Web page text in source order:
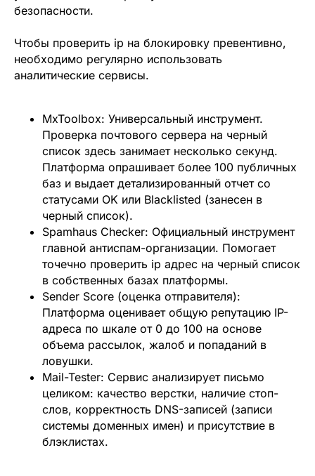
безопасности.
Чтобы проверить ip на блокировку превентивно,
необходимо регулярно использовать
аналитические сервисы.
MxToolbox: Универсальный инструмент.
Проверка почтового сервера на черный
список здесь занимает несколько секунд.
Платформа опрашивает более 100 публичных
баз и выдает детализированный отчет со
статусами OK или Blacklisted (занесен в
черный список).
Spamhaus Checker: Официальный инструмент
главной антиспам-организации. Помогает
точечно проверить ip адрес на черный список
в собственных базах платформы.
Sender Score (оценка отправителя):
Платформа оценивает общую репутацию IP-
адреса по шкале от 0 до 100 на основе
объема рассылок, жалоб и попаданий в
ловушки.
Mail-Tester: Сервис анализирует письмо
целиком: качество верстки, наличие стоп-
слов, корректность DNS-записей (записи
системы доменных имен) и присутствие в
блэклистах.